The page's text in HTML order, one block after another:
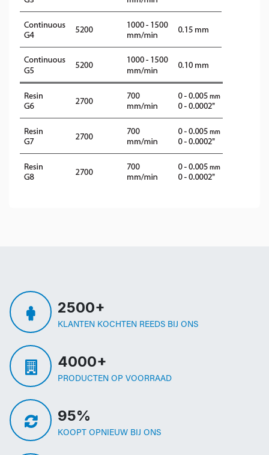
2500+
KLANTEN KOCHTEN REEDS BIJ ONS
4000+
PRODUCTEN OP VOORRAAD
95%
KOOPT OPNIEUW BIJ ONS